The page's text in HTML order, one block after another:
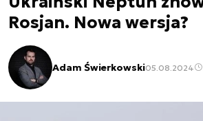
Rosjan. Nowa wersja?
Adam Świerkowski05.08.2024